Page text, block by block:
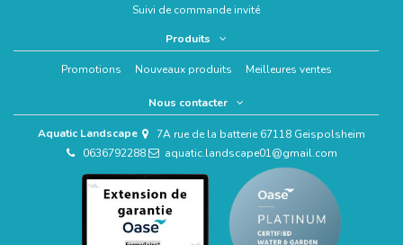
Suivi de commande invité
Produits
Promotions Nouveaux produits Meilleures ventes
Nous contacter
Aquatic Landscape
7A rue de la batterie 67118 Geispolsheim
0636792288
aquatic.landscape01@gmail.com